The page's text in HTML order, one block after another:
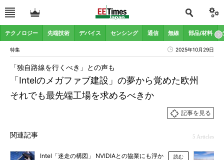
テクノロジー 先端技術 デバイス センシング 通信 無線 部品/材料
特集 2025年10月29日
「Intelのメガファブ建設」の夢から覚めた欧州
それでも最先端工場を求めるべきか
「独自路線を行くべき」との声も
記事を見る
関連記事 5 Articles
Intel「迷走の構図」 NVIDIAとの協業にも浮か
読む